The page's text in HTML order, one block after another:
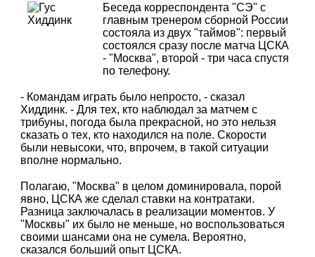
Беседа корреспондента "СЭ" с
главным тренером сборной России
состояла из двух "таймов": первый
состоялся сразу после матча ЦСКА
- "Москва", второй - три часа спустя
по телефону.
- Командам играть было непросто, - сказал
Хиддинк. - Для тех, кто наблюдал за матчем с
трибуны, погода была прекрасной, но это нельзя
сказать о тех, кто находился на поле. Скорости
были невысоки, что, впрочем, в такой ситуации
вполне нормально.
Полагаю, "Москва" в целом доминировала, порой
явно, ЦСКА же сделал ставки на контратаки.
Разница заключалась в реализации моментов. У
"Москвы" их было не меньше, но воспользоваться
своими шансами она не сумела. Вероятно,
сказался больший опыт ЦСКА.